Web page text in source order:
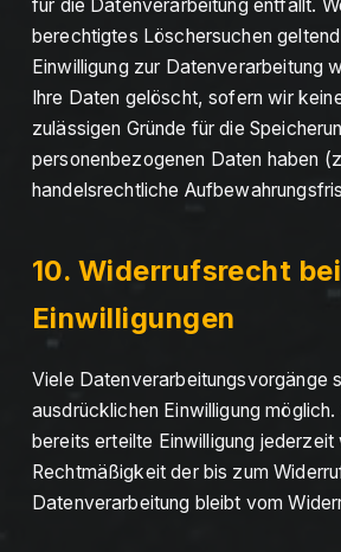
für die Datenverarbeitung entfällt.
berechtigtes Löschersuchen
Einwilligung zur Datenverarbeitung
Ihre Daten gelöscht, sofern wir
zulässigen Gründe für die
personenbezogenen Daten haben
handelsrechtliche
10. Widerrufsrecht bei
Einwilligungen
Viele Datenverarbeitungsvorgänge
ausdrücklichen Einwilligung möglich.
bereits erteilte Einwilligung jederzeit
Rechtmäßigkeit der bis zum
Datenverarbeitung bleibt vom